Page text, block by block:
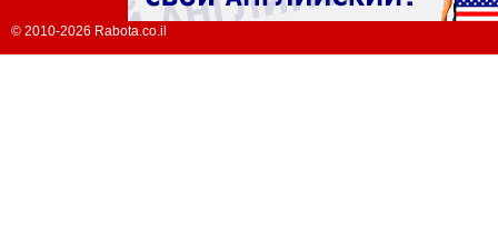
© 2010-2026 Rabota.co.il